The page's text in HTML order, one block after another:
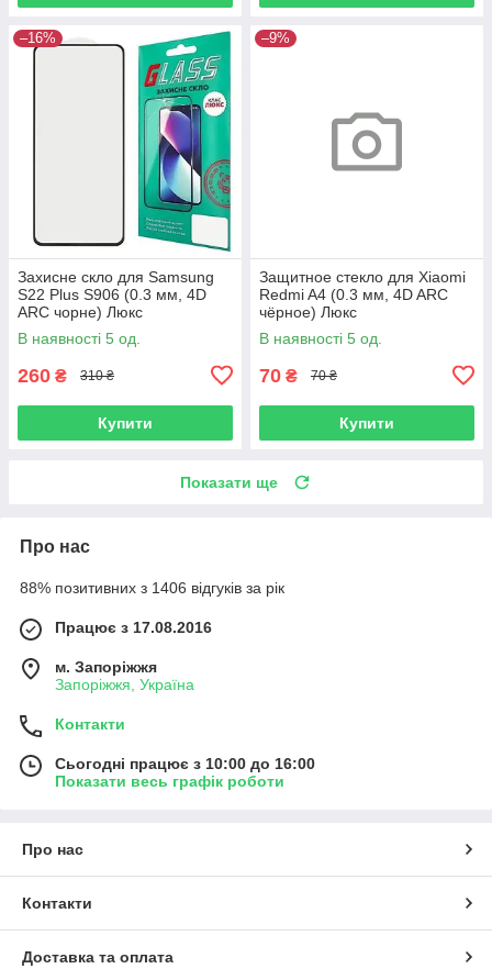
–16%
Захисне скло для Samsung
S22 Plus S906 (0.3 мм, 4D
ARC чорне) Люкс
В наявності 5 од.
260 ₴ 310 ₴
Купити
–9%
Защитное стекло для Xiaomi
Redmi A4 (0.3 мм, 4D ARC
чёрное) Люкс
В наявності 5 од.
70 ₴ 70 ₴
Купити
Показати ще
Про нас
88% позитивних з 1406 відгуків за рік
Працює з 17.08.2016
м. Запоріжжя
Запоріжжя, Україна
Контакти
Сьогодні працює з 10:00 до 16:00
Показати весь графік роботи
Про нас
Контакти
Доставка та оплата